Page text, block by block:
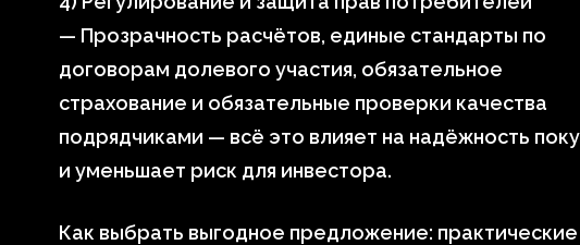
— Прозрачность расчётов, единые стандарты по
договорам долевого участия, обязательное
страхование и обязательные проверки качества
подрядчиками — всё это влияет на надёжность
и уменьшает риск для инвестора.
Как выбрать выгодное предложение: практические